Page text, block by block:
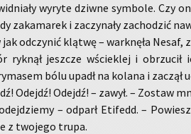
wy­ry­te dziw­ne sym­bo­le. Czy
za­ka­ma­rek i za­czy­na­ły za­cho­dzić
jak od­czy­nić klą­twę – wark­nę­ła Nesaf,
ryk­nął jesz­cze wście­klej i
bólu upadł na ko­la­na i za­czął
Odejdź! Odejdź! – zawył. – Zo­staw
– od­parł Eti­fedd. –
z two­je­go trupa.